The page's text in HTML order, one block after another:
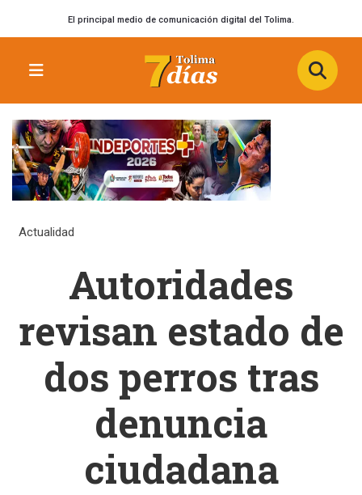
El principal medio de comunicación digital del Tolima.
Actualidad
Autoridades
revisan estado de
dos perros tras
denuncia
ciudadana